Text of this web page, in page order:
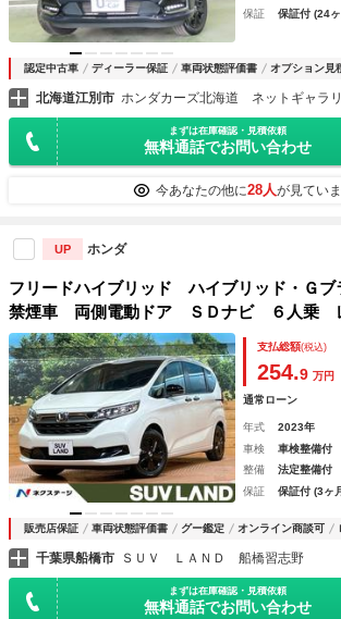
保証
保証付 (24
認定中古車 ディーラー保証 車両状態評価書 オプション見
北海道江別市 ホンダカーズ北海道 ネットギャラ
まずは在庫確認・見積依頼
無料通話でお問い合わせ
今あなたの他に28人が見てい
UP ホンダ
フリードハイブリッド ハイブリッド・Ｇ
禁煙車 両側電動ドア ＳＤナビ ６人乗
ズ 車線逸脱警報 シートヒーター 専用１
ＥＤヘッドライト オートマチックハイビ
ラ Ｂｌｕｅｔｏｏｔｈ スマートキー
支払総額(税込)
254.9 万円
通常ローン
年式 2023年
車検
車検整備付
整備
法定整備付
保証
保証付 (3ヶ
販売店保証 車両状態評価書 グー鑑定 オンライン商談可
千葉県船橋市 ＳＵＶ ＬＡＮＤ 船橋習志野
まずは在庫確認・見積依頼
無料通話でお問い合わせ